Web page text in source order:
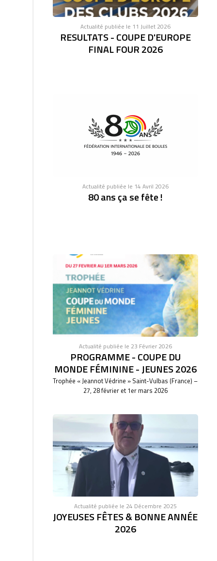
Actualité publiée le 11 Juillet 2026
RESULTATS - COUPE D'EUROPE
FINAL FOUR 2026
Actualité publiée le 14 Avril 2026
80 ans ça se fête !
Actualité publiée le 23 Février 2026
PROGRAMME - COUPE DU
MONDE FÉMININE - JEUNES 2026
Trophée « Jeannot Védrine » Saint-Vulbas (France) –
27, 28 février et 1er mars 2026
Actualité publiée le 24 Décembre 2025
JOYEUSES FÊTES & BONNE ANNÉE
2026